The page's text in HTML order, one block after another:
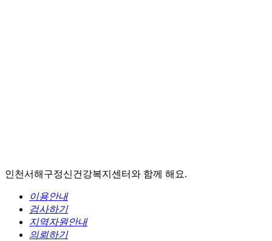
인천서해구정신건강복지센터와 함께 해요.
이용안내
검사하기
지역자원안내
의뢰하기